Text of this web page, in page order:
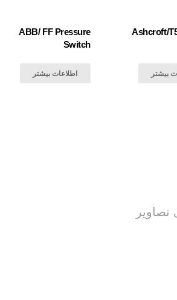
Ashcroft/
بیشتر
ABB/ FF Pressure
Switch
اطلاعات بیشتر
تصاویر